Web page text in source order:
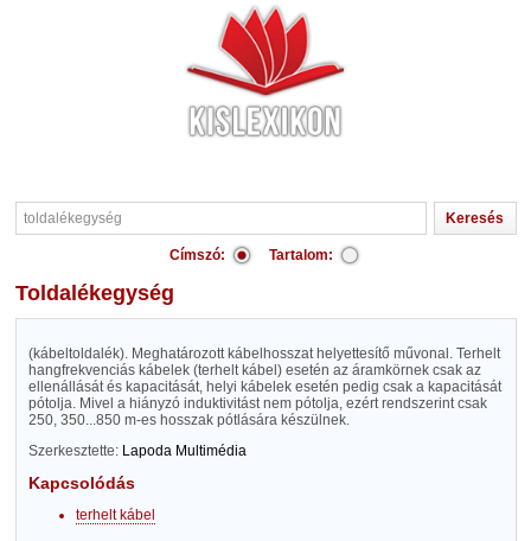
Címszó: Tartalom:
toldalékegység
(kábeltoldalék). Meghatározott kábelhosszat helyettesítő művonal. Terhelt
hangfrekvenciás kábelek (terhelt kábel) esetén az áramkörnek csak az
ellenállását és kapacitását, helyi kábelek esetén pedig csak a kapacitását
pótolja. Mivel a hiányzó induktivitást nem pótolja, ezért rendszerint csak
250, 350...850 m-es hosszak pótlására készülnek.
Szerkesztette: Lapoda Multimédia
Kapcsolódás
terhelt kábel